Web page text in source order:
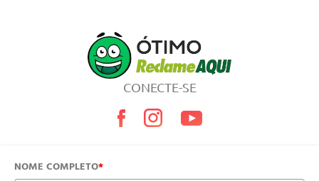
CONECTE-SE
NOME COMPLETO*